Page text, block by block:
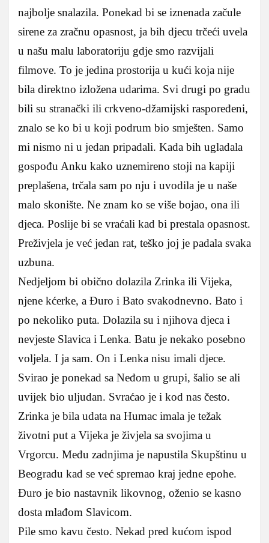
najbolje snalazila. Ponekad bi se iznenada začule
sirene za zračnu opasnost, ja bih djecu trčeći uvela
u našu malu laboratoriju gdje smo razvijali
filmove. To je jedina prostorija u kući koja nije
bila direktno izložena udarima. Svi drugi po gradu
bili su stranački ili crkveno-džamijski raspoređeni,
znalo se ko bi u koji podrum bio smješten. Samo
mi nismo ni u jedan pripadali. Kada bih ugladala
gospođu Anku kako uznemireno stoji na kapiji
preplašena, trčala sam po nju i uvodila je u naše
malo skonište. Ne znam ko se više bojao, ona ili
djeca. Poslije bi se vraćali kad bi prestala opasnost.
Preživjela je već jedan rat, teško joj je padala svaka
uzbuna.
Nedjeljom bi obično dolazila Zrinka ili Vijeka,
njene kćerke, a Đuro i Bato svakodnevno. Bato i
po nekoliko puta. Dolazila su i njihova djeca i
nevjeste Slavica i Lenka. Batu je nekako posebno
voljela. I ja sam. On i Lenka nisu imali djece.
Svirao je ponekad sa Neđom u grupi, šalio se ali
uvijek bio uljudan. Svraćao je i kod nas često.
Zrinka je bila udata na Humac imala je težak
životni put a Vijeka je živjela sa svojima u
Vrgorcu. Među zadnjima je napustila Skupštinu u
Beogradu kad se već spremao kraj jedne epohe.
Đuro je bio nastavnik likovnog, oženio se kasno
dosta mlađom Slavicom.
Pile smo kavu često. Nekad pred kućom ispod